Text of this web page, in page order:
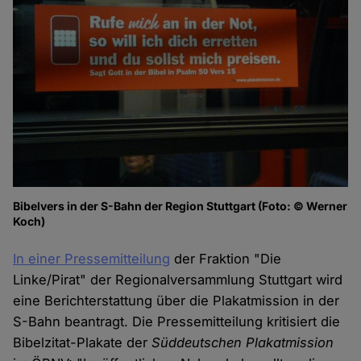
Bibelvers in der S-Bahn der Region Stuttgart (Foto: © Werner
Koch)
In einer Pressemitteilung der Fraktion "Die
Linke/Pirat" der Regionalversammlung Stuttgart wird
eine Berichterstattung über die Plakatmission in der
S-Bahn beantragt. Die Pressemitteilung kritisiert die
Bibelzitat-Plakate derSüddeutschen Plakatmission